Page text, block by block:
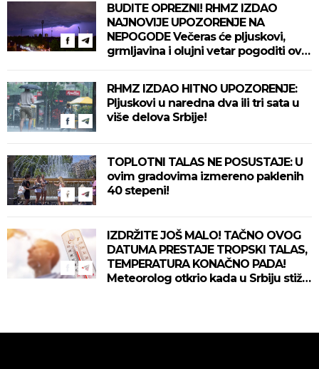
BUDITE OPREZNI! RHMZ IZDAO
NAJNOVIJE UPOZORENJE NA
NEPOGODE Večeras će pljuskovi,
grmljavina i olujni vetar pogoditi ove
RHMZ IZDAO HITNO UPOZORENJE:
Pljuskovi u naredna dva ili tri sata u
više delova Srbije!
TOPLOTNI TALAS NE POSUSTAJE: U
ovim gradovima izmereno paklenih
40 stepeni!
IZDRŽITE JOŠ MALO! TAČNO OVOG
DATUMA PRESTAJE TROPSKI TALAS,
TEMPERATURA KONAČNO PADA!
Meteorolog otkrio kada u Srbiju stiže